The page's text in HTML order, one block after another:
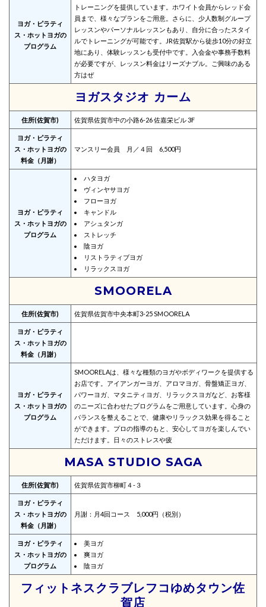
ヨガ・ピラティ
ス・ホットヨガの
プログラム
トレーニングを提供しています。ホワイト会員からレッド会
員まで、様々なプランをご用意。さらに、少人数制グループ
レッスンやパーソナルレッスンもあり、自分に合ったスタイ
ルでトレーニングが可能です。JR佐賀駅から徒歩10分の好立
地にあり、体験レッスンも受付中です。入会金や事務手数料
が必要ですが、レッスン料金はリーズナブル。ご興味のある
方はぜ
ヨガスタジオ カーム
住所(佐賀市) 佐賀県佐賀市中の小路6-26 佐嘉栄ビル 3F
ヨガ・ピラティ
ス・ホットヨガの
料金（月謝）
マンスリー会員 月／４回 6,500円
ヨガ・ピラティ
ス・ホットヨガの
プログラム
ハタヨガ
ヴィンヤサヨガ
フローヨガ
キャンドル
アシュタンガ
ストレッチ
陰ヨガ
リストラティブヨガ
リラックスヨガ
SMOORELA
住所(佐賀市) 佐賀県佐賀市中央本町3-25 SMOORELA
ヨガ・ピラティ
ス・ホットヨガの
料金（月謝）
ヨガ・ピラティ
ス・ホットヨガの
プログラム
SMOORELAは、様々な種類のヨガやボディワークを提供する
お店です。アイアンガーヨガ、アロマヨガ、骨盤矯正ヨガ、
パワーヨガ、マタニティヨガ、リラックスヨガなど、お客様
のニーズに合わせたプログラムをご用意しています。心身の
バランスを整えることで、健康やリラックス効果を得ること
ができます。プロの指導のもと、安心してヨガを楽しんでい
ただけます。日々のストレスや疲
MASA STUDIO SAGA
住所(佐賀市) 佐賀県佐賀市柳町４-３
ヨガ・ピラティ
ス・ホットヨガの
料金（月謝）
月謝：月4回コース 5,000円（税別）
ヨガ・ピラティ
ス・ホットヨガの
プログラム
美ヨガ
爽ヨガ
陰ヨガ
フィットネスクラブレフコゆめタウン佐
賀店